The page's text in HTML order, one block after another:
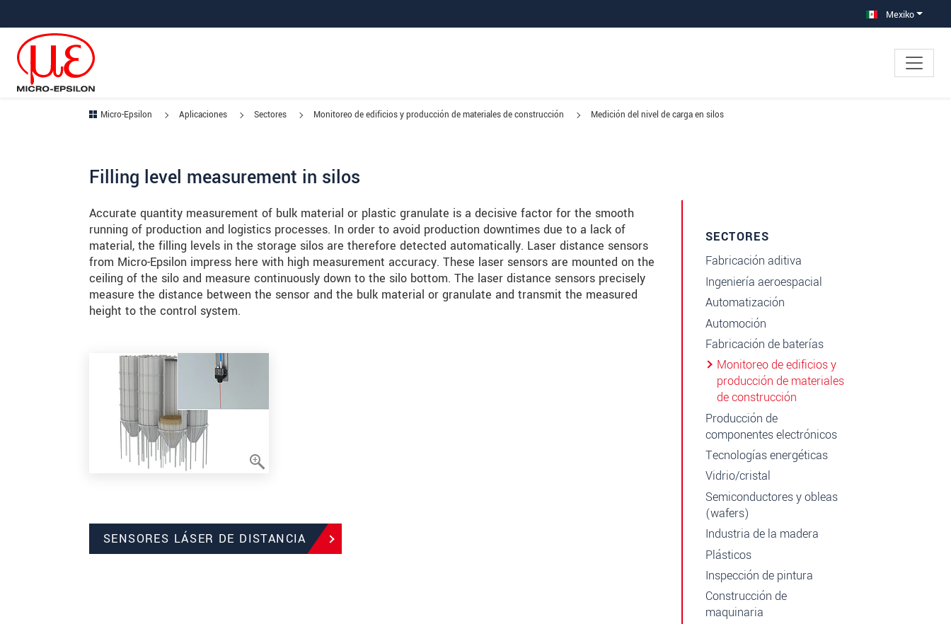
Mexiko
Micro-Epsilon Aplicaciones Sectores Monitoreo de edificios y producción de materiales de construcción Medición del nivel de carga en silos
Filling level measurement in silos
Accurate quantity measurement of bulk material or plastic granulate is a decisive factor for the smooth
running of production and logistics processes. In order to avoid production downtimes due to a lack of
material, the filling levels in the storage silos are therefore detected automatically. Laser distance sensors
from Micro-Epsilon impress here with high measurement accuracy. These laser sensors are mounted on the
ceiling of the silo and measure continuously down to the silo bottom. The laser distance sensors precisely
measure the distance between the sensor and the bulk material or granulate and transmit the measured
height to the control system.
SENSORES LÁSER DE DISTANCIA
SECTORES
Fabricación aditiva
Ingeniería aeroespacial
Automatización
Automoción
Fabricación de baterías
Monitoreo de edificios y
producción de materiales
de construcción
Producción de
componentes electrónicos
Tecnologías energéticas
Vidrio/cristal
Semiconductores y obleas
(wafers)
Industria de la madera
Plásticos
Inspección de pintura
Construcción de
maquinaria